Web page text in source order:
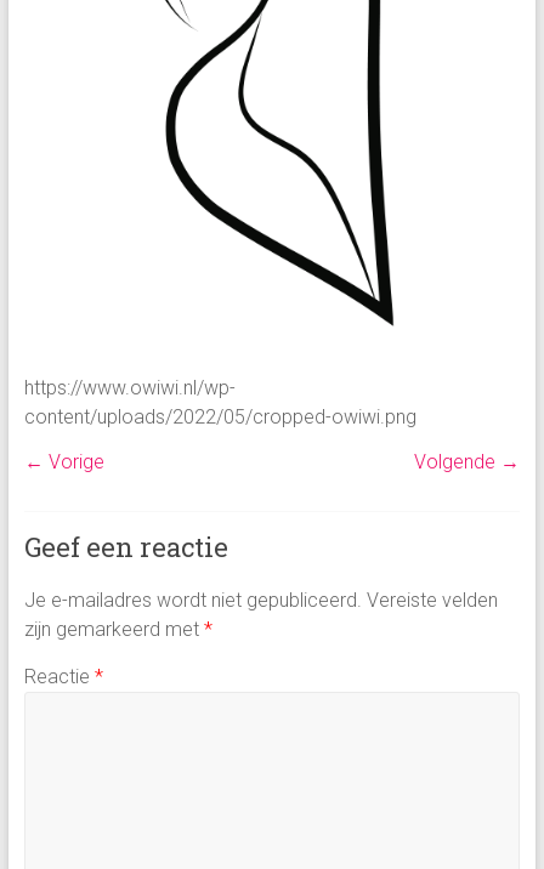
https://www.owiwi.nl/wp-
content/uploads/2022/05/cropped-owiwi.png
← Vorige
Volgende →
Geef een reactie
Je e-mailadres wordt niet gepubliceerd. Vereiste velden
zijn gemarkeerd met *
Reactie *